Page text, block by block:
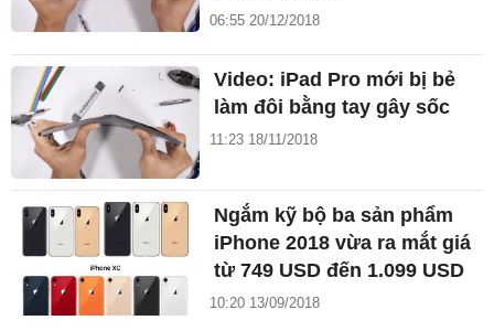
06:55 20/12/2018
Video: iPad Pro mới bị bẻ
làm đôi bằng tay gây sốc
11:23 18/11/2018
Ngắm kỹ bộ ba sản phẩm
iPhone 2018 vừa ra mắt giá
từ 749 USD đến 1.099 USD
10:20 13/09/2018